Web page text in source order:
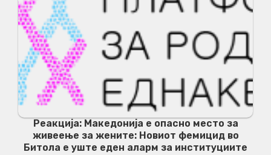
Реакција: Македонија е опасно место за
живеење за жените: Новиот фемицид во
Битола е уште еден аларм за институциите